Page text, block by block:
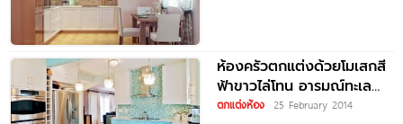
ห้องครัวตกแต่งด้วยโมเสกสี
ฟ้าขาวไล่โทน อารมณ์ทะเล
ทะเล
ตกแต่งห้อง 25 February 2014